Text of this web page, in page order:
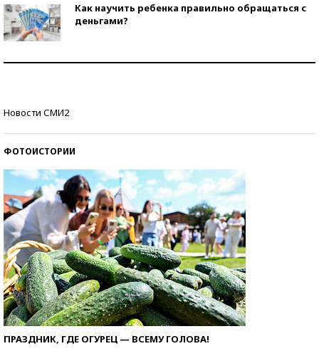
Как научить ребенка правильно обращаться с
деньгами?
Новости СМИ2
ФОТОИСТОРИИ
ПРАЗДНИК, ГДЕ ОГУРЕЦ — ВСЕМУ ГОЛОВА!